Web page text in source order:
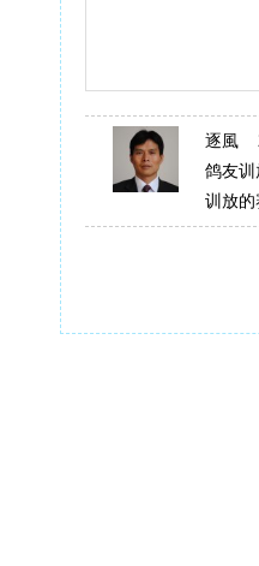
逐風
鸽友
训放